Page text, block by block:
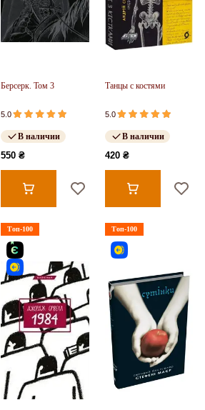
Берсерк. Том 3
5.0
В наличии
550 ₴
Танцы с костями
5.0
В наличии
420 ₴
Топ-100 Топ-100